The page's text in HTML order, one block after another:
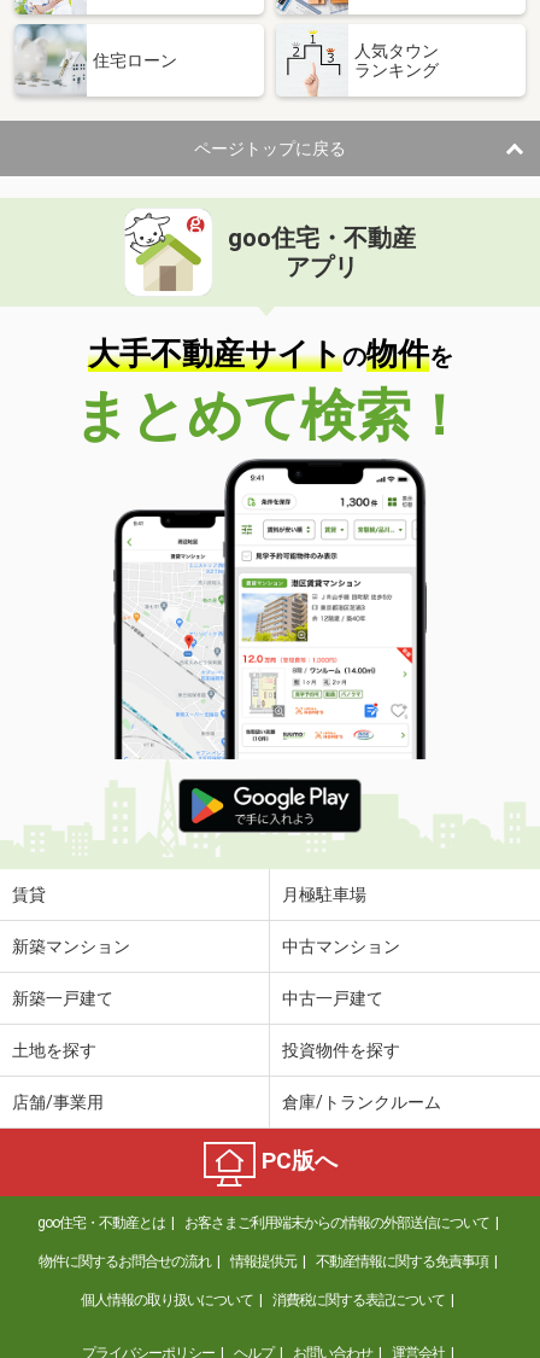
住宅ローン
人気タウン
ランキング
ページトップに戻る
goo住宅・不動産
アプリ
大手不動産サイトの物件を
まとめて検索！
賃貸 月極駐車場
新築マンション 中古マンション
新築一戸建て 中古一戸建て
土地を探す 投資物件を探す
店舗/事業用 倉庫/トランクルーム
PC版へ
goo住宅・不動産とは お客さまご利用端末からの情報の外部送信について
物件に関するお問合せの流れ 情報提供元 不動産情報に関する免責事項
個人情報の取り扱いについて 消費税に関する表記について
プライバシーポリシー ヘルプ お問い合わせ 運営会社